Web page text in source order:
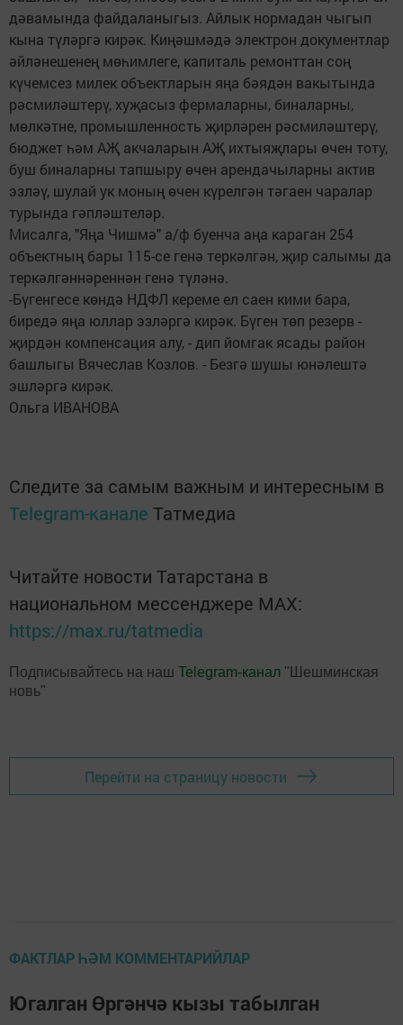
дәвамында файдаланыгыз. Айлык нормадан чыгып
кына түләргә кирәк. Киңәшмәдә электрон документлар
әйләнешенең мөһимлеге, капиталь ремонттан соң
күчемсез милек объектларын яңа бәядән вакытында
рәсмиләштерү, хуҗасыз фермаларны, биналарны,
мөлкәтне, промышленность җирләрен рәсмиләштерү,
бюджет һәм АҖ акчаларын АҖ ихтыяҗлары өчен тоту,
буш биналарны тапшыру өчен арендачыларны актив
эзләү, шулай ук моның өчен күрелгән тәгаен чаралар
турында гәпләштеләр.
Мисалга, "Яңа Чишмә" а/ф буенча аңа караган 254
объектның бары 115-се генә теркәлгән, җир салымы да
теркәлгәннәреннән генә түләнә.
-Бүгенгесе көндә НДФЛ кереме ел саен кими бара,
биредә яңа юллар эзләргә кирәк. Бүген төп резерв -
җирдән компенсация алу, - дип йомгак ясады район
башлыгы Вячеслав Козлов. - Безгә шушы юнәлештә
эшләргә кирәк.
Ольга ИВАНОВА
Следите за самым важным и интересным в
Telegram-канале Татмедиа
Читайте новости Татарстана в
национальном мессенджере MАХ:
https://max.ru/tatmedia
Подписывайтесь на наш Telegram-канал "Шешминская
новь"
Перейти на страницу новости
ФАКТЛАР ҺӘМ КОММЕНТАРИЙЛАР
Югалган Өргәнчә кызы табылган